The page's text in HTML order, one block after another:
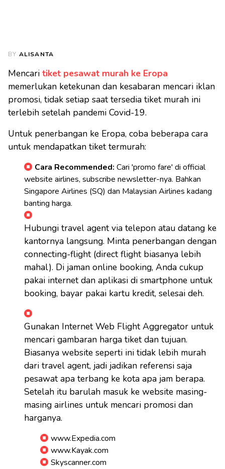
BY ALISANTA
Mencari tiket pesawat murah ke Eropa
memerlukan ketekunan dan kesabaran mencari iklan
promosi, tidak setiap saat tersedia tiket murah ini
terlebih setelah pandemi Covid-19.
Untuk penerbangan ke Eropa, coba beberapa cara
untuk mendapatkan tiket termurah:
Cara Recommended: Cari 'promo fare' di official
website airlines, subscribe newsletter-nya. Bahkan
Singapore Airlines (SQ) dan Malaysian Airlines kadang
banting harga.
Hubungi travel agent via telepon atau datang ke
kantornya langsung. Minta penerbangan dengan
connecting-flight (direct flight biasanya lebih
mahal). Di jaman online booking, Anda cukup
pakai internet dan aplikasi di smartphone untuk
booking, bayar pakai kartu kredit, selesai deh.
Gunakan Internet Web Flight Aggregator untuk
mencari gambaran harga tiket dan tujuan.
Biasanya website seperti ini tidak lebih murah
dari travel agent, jadi jadikan referensi saja
pesawat apa terbang ke kota apa jam berapa.
Setelah itu barulah masuk ke website masing-
masing airlines untuk mencari promosi dan
harganya.
www.Expedia.com
www.Kayak.com
Skyscanner.com